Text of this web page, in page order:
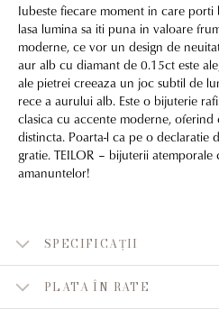
Iubeste fiecare moment in care porti
lasa lumina sa iti puna in valoare
moderne, ce vor un design de
aur alb cu diamant de 0.15ct este
ale pietrei creeaza un joc subtil de
rece a aurului alb. Este o bijuterie
clasica cu accente moderne,
distincta. Poarta-l ca pe o declaratie
gratie. TEILOR – bijuterii
amanuntelor!
SPECIFICAȚII
PLATA ÎN RATE